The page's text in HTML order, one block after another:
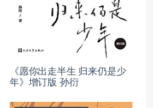
《愿你出走半生 归来仍是少
年》增订版 孙衍